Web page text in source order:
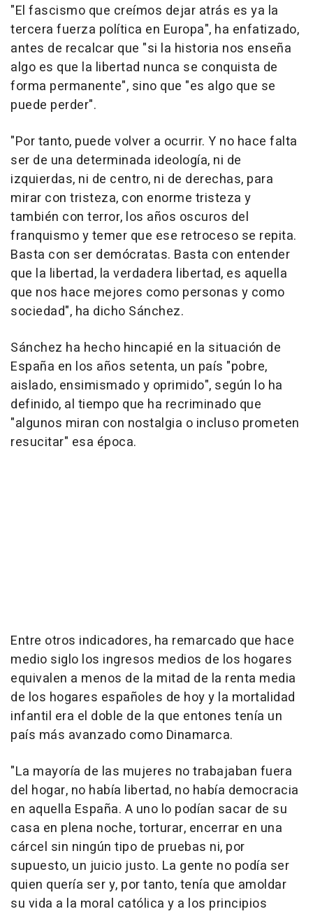
"El fascismo que creímos dejar atrás es ya la
tercera fuerza política en Europa", ha enfatizado,
antes de recalcar que "si la historia nos enseña
algo es que la libertad nunca se conquista de
forma permanente", sino que "es algo que se
puede perder".
"Por tanto, puede volver a ocurrir. Y no hace falta
ser de una determinada ideología, ni de
izquierdas, ni de centro, ni de derechas, para
mirar con tristeza, con enorme tristeza y
también con terror, los años oscuros del
franquismo y temer que ese retroceso se repita.
Basta con ser demócratas. Basta con entender
que la libertad, la verdadera libertad, es aquella
que nos hace mejores como personas y como
sociedad", ha dicho Sánchez.
Sánchez ha hecho hincapié en la situación de
España en los años setenta, un país "pobre,
aislado, ensimismado y oprimido", según lo ha
definido, al tiempo que ha recriminado que
"algunos miran con nostalgia o incluso prometen
resucitar" esa época.
Entre otros indicadores, ha remarcado que hace
medio siglo los ingresos medios de los hogares
equivalen a menos de la mitad de la renta media
de los hogares españoles de hoy y la mortalidad
infantil era el doble de la que entones tenía un
país más avanzado como Dinamarca.
"La mayoría de las mujeres no trabajaban fuera
del hogar, no había libertad, no había democracia
en aquella España. A uno lo podían sacar de su
casa en plena noche, torturar, encerrar en una
cárcel sin ningún tipo de pruebas ni, por
supuesto, un juicio justo. La gente no podía ser
quien quería ser y, por tanto, tenía que amoldar
su vida a la moral católica y a los principios